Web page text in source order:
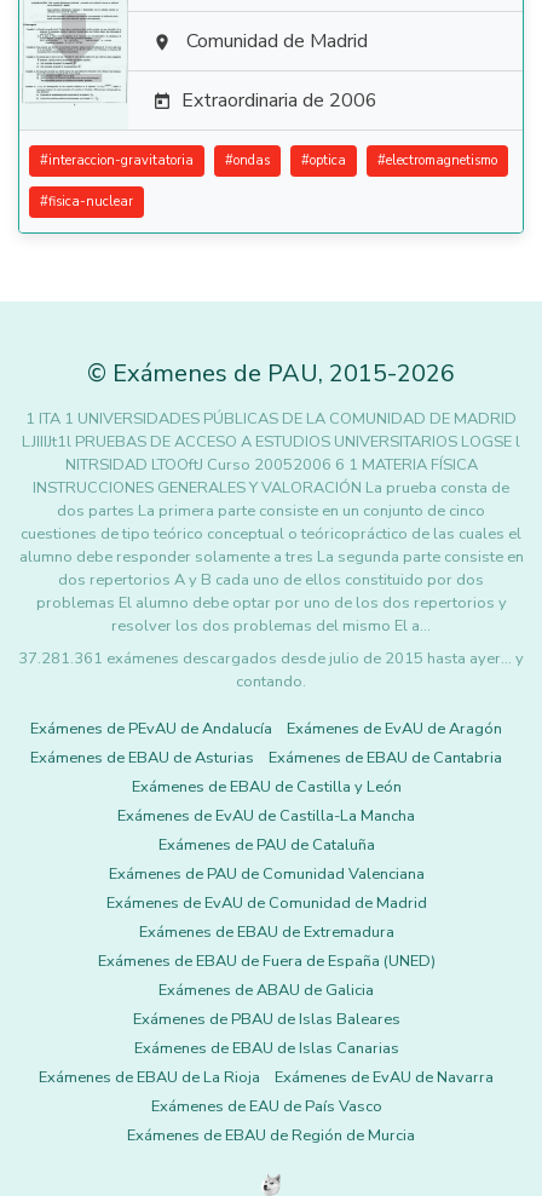
  Comunidad de Madrid
 Extraordinaria de 2006
#interaccion-gravitatoria #ondas #optica #electromagnetismo
#fisica-nuclear
© Exámenes de PAU, 2015-2026
1 ITA 1 UNIVERSIDADES PÚBLICAS DE LA COMUNIDAD DE MADRID
LJIIIJt1l PRUEBAS DE ACCESO A ESTUDIOS UNIVERSITARIOS LOGSE l
NITRSIDAD LTOOftJ Curso 20052006 6 1 MATERIA FÍSICA
INSTRUCCIONES GENERALES Y VALORACIÓN La prueba consta de
dos partes La primera parte consiste en un conjunto de cinco
cuestiones de tipo teórico conceptual o teóricopráctico de las cuales el
alumno debe responder solamente a tres La segunda parte consiste en
dos repertorios A y B cada uno de ellos constituido por dos
problemas El alumno debe optar por uno de los dos repertorios y
resolver los dos problemas del mismo El a…
37.281.361 exámenes descargados desde julio de 2015 hasta ayer... y
contando.
Exámenes de PEvAU de Andalucía
Exámenes de EvAU de Aragón
Exámenes de EBAU de Asturias
Exámenes de EBAU de Cantabria
Exámenes de EBAU de Castilla y León
Exámenes de EvAU de Castilla-La Mancha
Exámenes de PAU de Cataluña
Exámenes de PAU de Comunidad Valenciana
Exámenes de EvAU de Comunidad de Madrid
Exámenes de EBAU de Extremadura
Exámenes de EBAU de Fuera de España (UNED)
Exámenes de ABAU de Galicia
Exámenes de PBAU de Islas Baleares
Exámenes de EBAU de Islas Canarias
Exámenes de EBAU de La Rioja
Exámenes de EvAU de Navarra
Exámenes de EAU de País Vasco
Exámenes de EBAU de Región de Murcia